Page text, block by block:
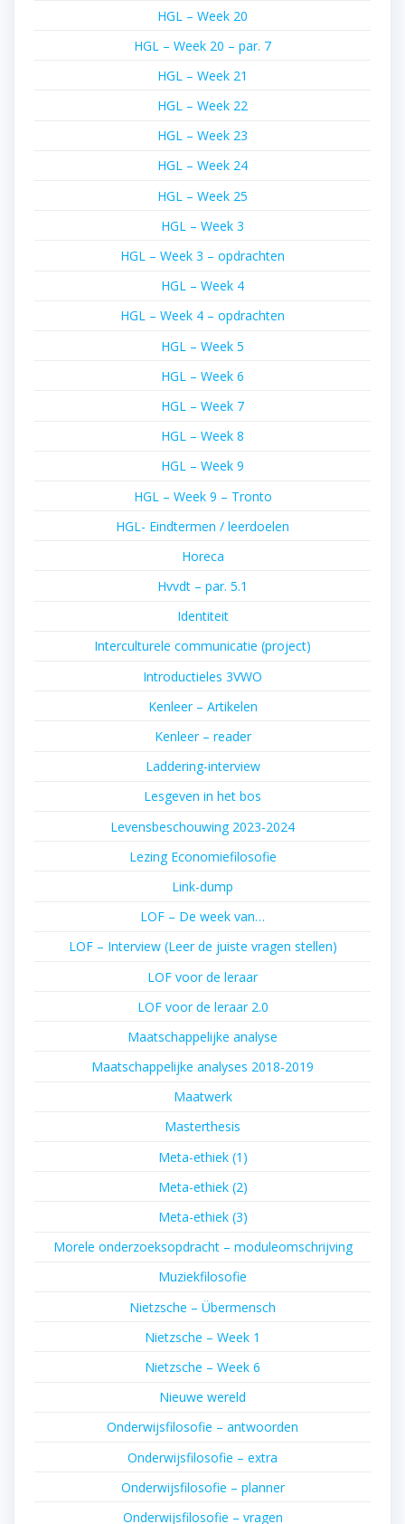
HGL – Week 20
HGL – Week 20 – par. 7
HGL – Week 21
HGL – Week 22
HGL – Week 23
HGL – Week 24
HGL – Week 25
HGL – Week 3
HGL – Week 3 – opdrachten
HGL – Week 4
HGL – Week 4 – opdrachten
HGL – Week 5
HGL – Week 6
HGL – Week 7
HGL – Week 8
HGL – Week 9
HGL – Week 9 – Tronto
HGL- Eindtermen / leerdoelen
Horeca
Hvvdt – par. 5.1
Identiteit
Interculturele communicatie (project)
Introductieles 3VWO
Kenleer – Artikelen
Kenleer – reader
Laddering-interview
Lesgeven in het bos
Levensbeschouwing 2023-2024
Lezing Economiefilosofie
Link-dump
LOF – De week van…
LOF – Interview (Leer de juiste vragen stellen)
LOF voor de leraar
LOF voor de leraar 2.0
Maatschappelijke analyse
Maatschappelijke analyses 2018-2019
Maatwerk
Masterthesis
Meta-ethiek (1)
Meta-ethiek (2)
Meta-ethiek (3)
Morele onderzoeksopdracht – moduleomschrijving
Muziekfilosofie
Nietzsche – Übermensch
Nietzsche – Week 1
Nietzsche – Week 6
Nieuwe wereld
Onderwijsfilosofie – antwoorden
Onderwijsfilosofie – extra
Onderwijsfilosofie – planner
Onderwijsfilosofie – vragen